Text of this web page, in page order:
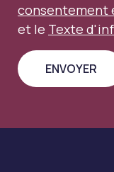
consentement
et le Texte